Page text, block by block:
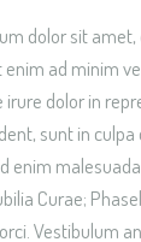
dolor sit
enim ad minim
irure dolor in
sunt in
enim
Curae;
Vestibulum